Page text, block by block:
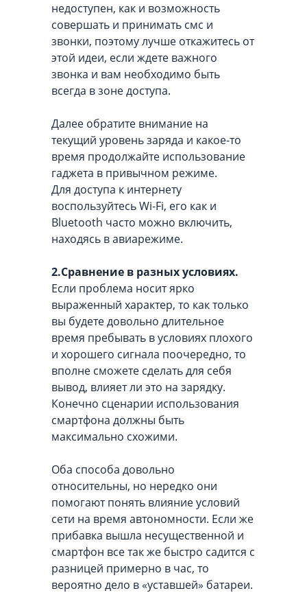
недоступен, как и возможность
совершать и принимать смс и
звонки, поэтому лучше откажитесь от
этой идеи, если ждете важного
звонка и вам необходимо быть
всегда в зоне доступа.
Далее обратите внимание на
текущий уровень заряда и какое-то
время продолжайте использование
гаджета в привычном режиме.
Для доступа к интернету
воспользуйтесь Wi-Fi, его как и
Bluetooth часто можно включить,
находясь в авиарежиме.
2.Сравнение в разных условиях.
Если проблема носит ярко
выраженный характер, то как только
вы будете довольно длительное
время пребывать в условиях плохого
и хорошего сигнала поочередно, то
вполне сможете сделать для себя
вывод, влияет ли это на зарядку.
Конечно сценарии использования
смартфона должны быть
максимально схожими.
Оба способа довольно
относительны, но нередко они
помогают понять влияние условий
сети на время автономности. Если же
прибавка вышла несущественной и
смартфон все так же быстро садится с
разницей примерно в час, то
вероятно дело в «уставшей» батареи.